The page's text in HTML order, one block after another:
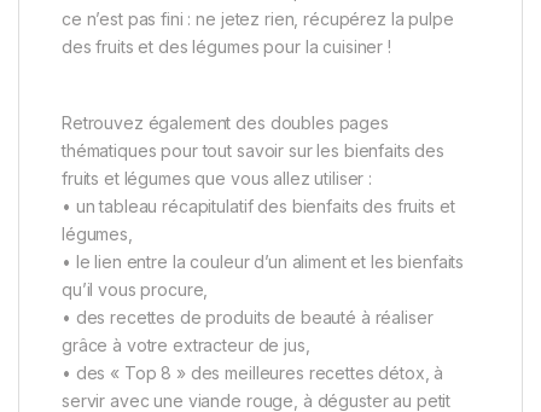
ce n’est pas fini : ne jetez rien, récupérez la pulpe
des fruits et des légumes pour la cuisiner !
Retrouvez également des doubles pages
thématiques pour tout savoir sur les bienfaits des
fruits et légumes que vous allez utiliser :
• un tableau récapitulatif des bienfaits des fruits et
légumes,
• le lien entre la couleur d’un aliment et les bienfaits
qu’il vous procure,
• des recettes de produits de beauté à réaliser
grâce à votre extracteur de jus,
• des « Top 8 » des meilleures recettes détox, à
servir avec une viande rouge, à déguster au petit